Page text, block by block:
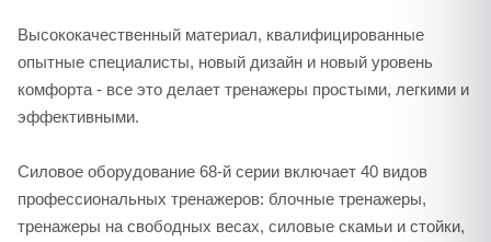
Высококачественный материал, квалифицированные
опытные специалисты, новый дизайн и новый уровень
комфорта - все это делает тренажеры простыми, легкими и
эффективными.
Силовое оборудование 68-й серии включает 40 видов
профессиональных тренажеров: блочные тренажеры,
тренажеры на свободных весах, силовые скамьи и стойки,